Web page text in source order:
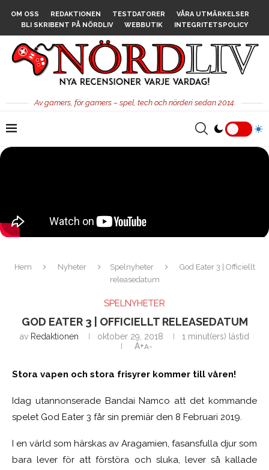
OM OSS REDAKTIONEN TESTDATORER
VÅRA UTMÄRKELSER
BLI SKRIBENT PÅ NÖRDLIV
WEBBUTIK INTEGRITETSPOLICY
Av gamers, för gamers – spel, tech och nörderi sedan 2014.
Hem Nyheter Spelnyheter
God Eater 3 | Officiellt
releasedatum
SPELNYHETER
GOD EATER 3 | OFFICIELLT RELEASEDATUM
av Redaktionen oktober 29, 2018
1 minut(ers) lästid
A+A-
Stora vapen och stora frisyrer kommer till våren!
Idag utannonserade Bandai Namco att det kommande
spelet God Eater 3 får sin premiär den 8 Februari 2019.
I en värld som härskas av Aragamien, fasansfulla djur som
bara lever för att förstöra och sluka, lever så kallade